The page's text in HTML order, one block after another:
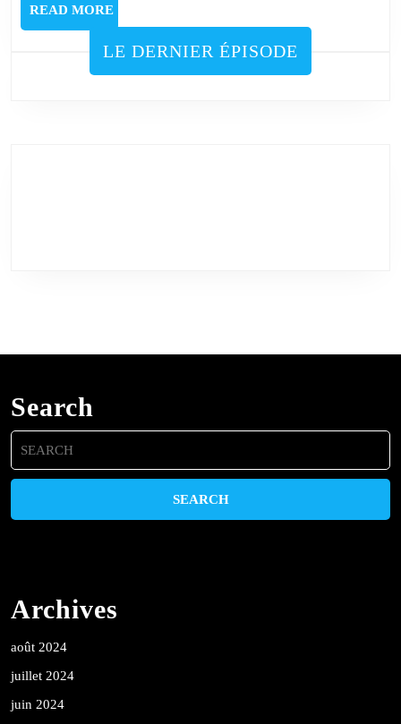
READ MOREREAD
MORE
LE DERNIER ÉPISODE
Search
Search
for:
Archives
août 2024
juillet 2024
juin 2024